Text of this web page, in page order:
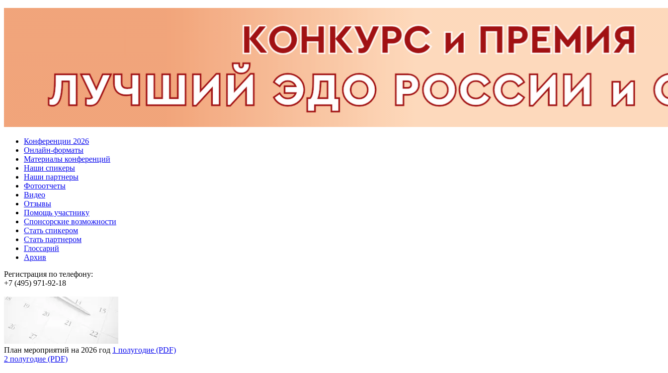
Конференции 2026
Онлайн-форматы
Материалы конференций
Наши спикеры
Наши партнеры
Фотоотчеты
Видео
Отзывы
Помощь участнику
Спонсорские возможности
Стать спикером
Стать партнером
Глоссарий
Архив
Регистрация по телефону:
+7 (495) 971-92-18
План мероприятий на 2026 год 1 полугодие (PDF)
2 полугодие (PDF)